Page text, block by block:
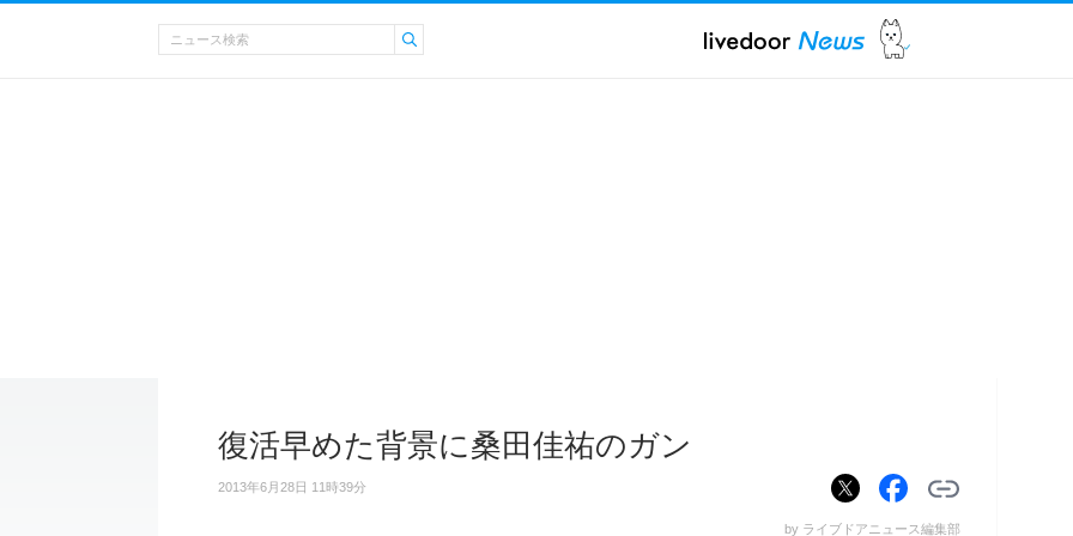
復活早めた背景に桑田佳祐のガン
2013年6月28日 11時39分
by ライブドアニュース編集部